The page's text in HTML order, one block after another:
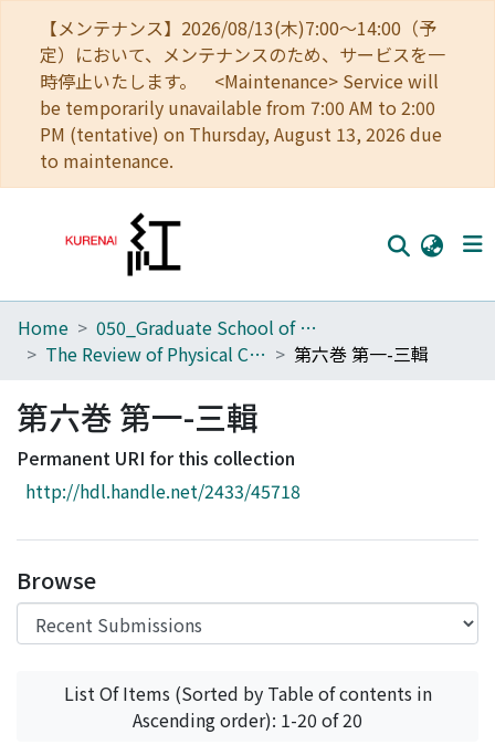
【メンテナンス】2026/08/13(木)7:00～14:00（予
定）において、メンテナンスのため、サービスを一
時停止いたします。 <Maintenance> Service will
be temporarily unavailable from 7:00 AM to 2:00
PM (tentative) on Thursday, August 13, 2026 due
to maintenance.
Home
Browse
Download Ranking
Access Statistics
Home
050_Graduate School of Science
The Review of Physical Chemistry of Japan
第六巻 第一-三輯
第六巻 第一-三輯
Permanent URI for this collection
http://hdl.handle.net/2433/45718
Browse
List Of Items (Sorted by Table of contents in
Ascending order): 1-20 of 20